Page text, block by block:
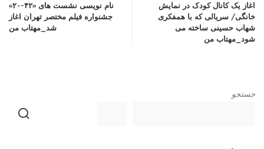
اغاز یک کانال کودک در نمایش
خانگی/ سریالی که با همفکری
شهاب حسینی ساخته می
شود_مهتاب من
نام نویسی نشست های «۴۲-۲۰»
جشنواره فیلم مختصر تهران اغاز
شد_مهتاب من
جستجو